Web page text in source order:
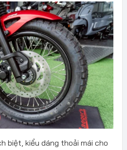
biệt, kiểu dáng thoải mái cho